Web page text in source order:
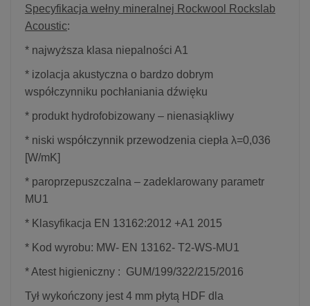
Specyfikacja wełny mineralnej Rockwool Rockslab
Acoustic:
* najwyższa klasa niepalności A1
* izolacja akustyczna o bardzo dobrym
współczynniku pochłaniania dźwięku
* produkt hydrofobizowany – nienasiąkliwy
* niski współczynnik przewodzenia ciepła λ=0,036
[W/mK]
* paroprzepuszczalna – zadeklarowany parametr
MU1
* Klasyfikacja EN 13162:2012 +A1 2015
* Kod wyrobu: MW- EN 13162- T2-WS-MU1
* Atest higieniczny : GUM/199/322/215/2016
Tył wykończony jest 4 mm płytą HDF dla